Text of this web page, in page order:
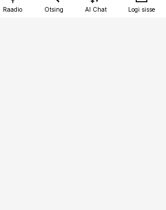
Raadio Otsing AI Chat Logi sisse